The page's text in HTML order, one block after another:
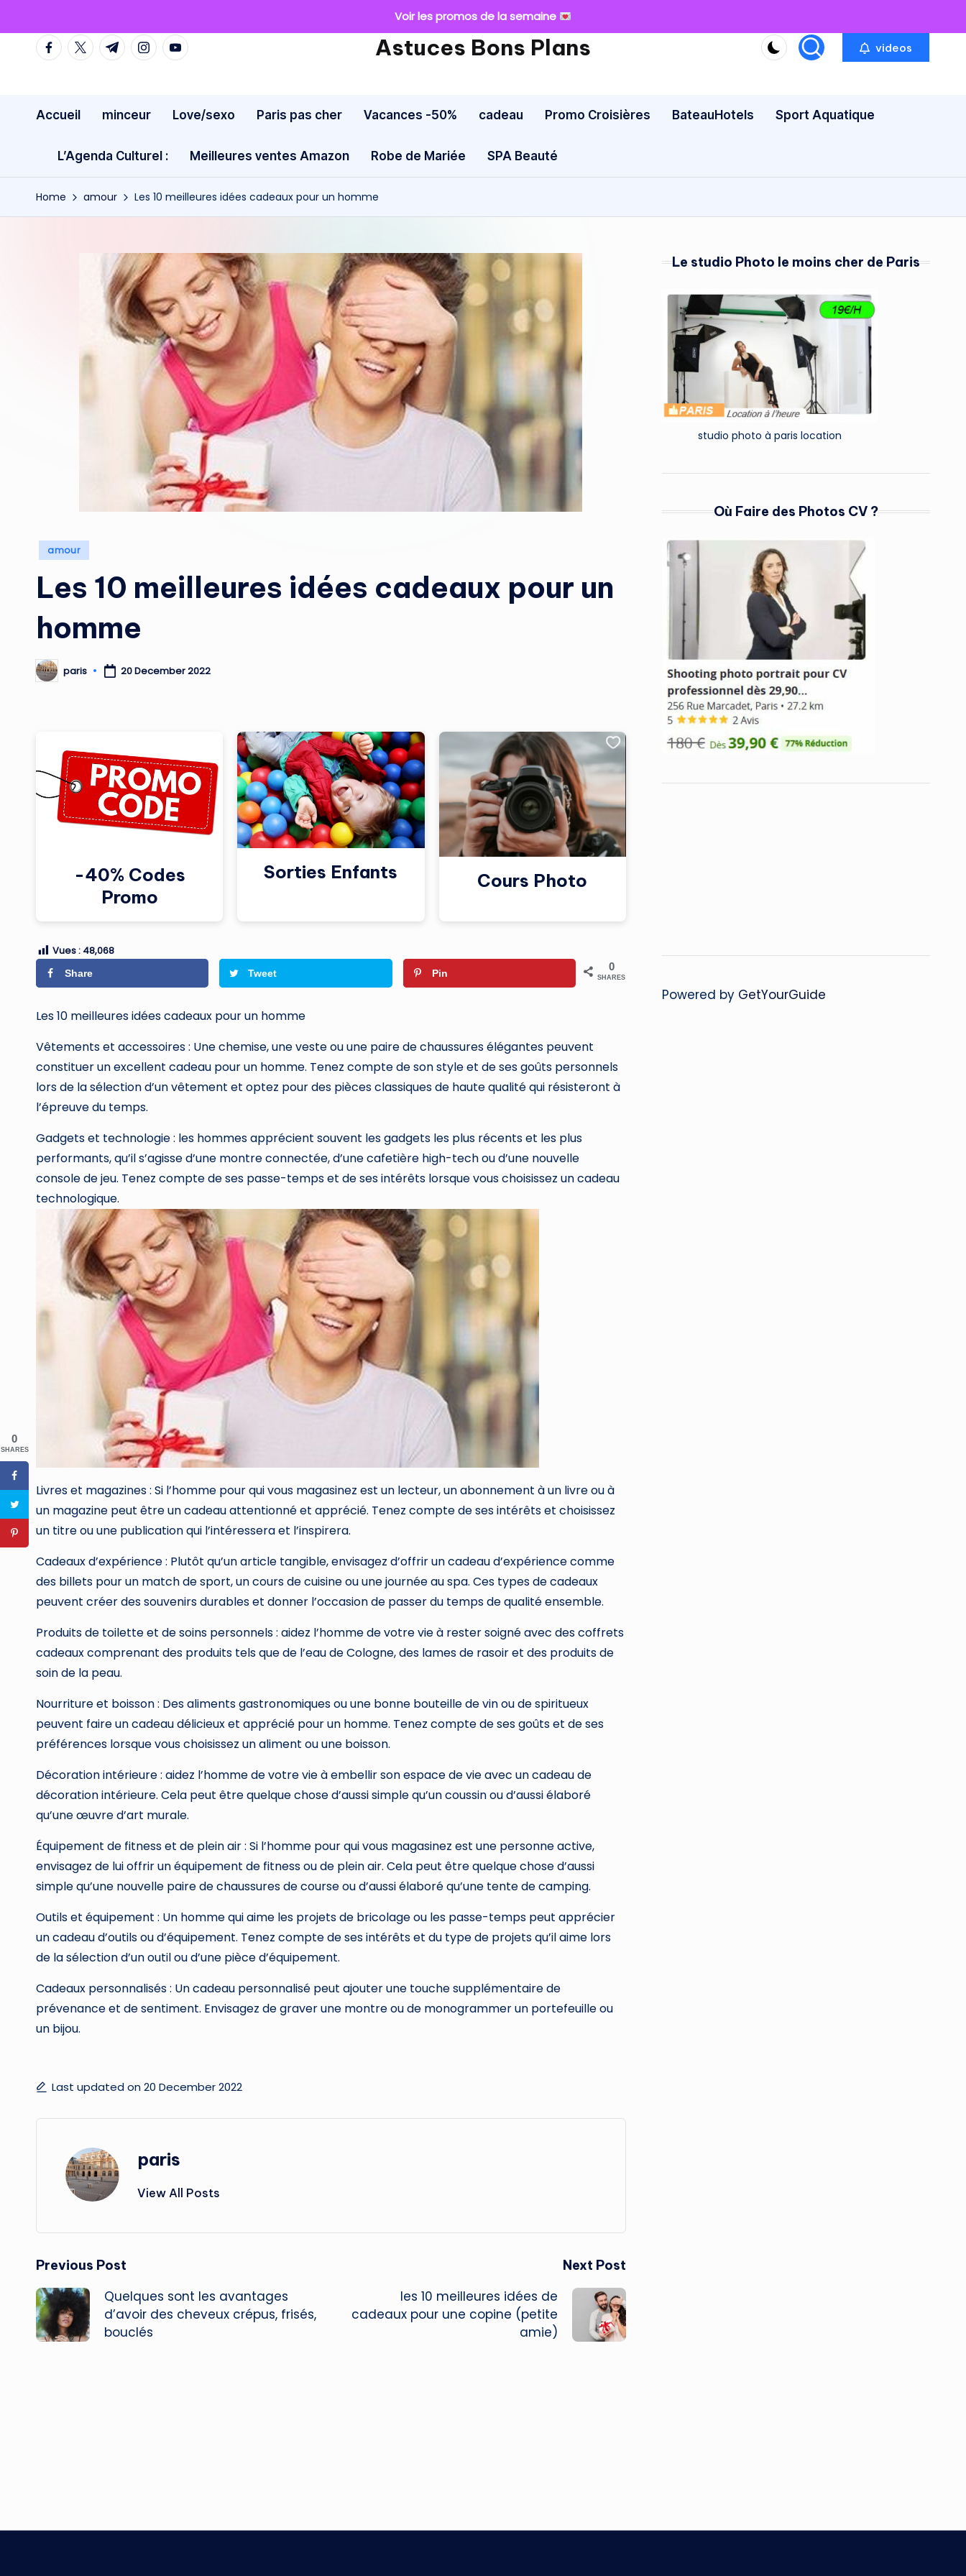
Skip
facebook.com
twitter.com
t.me instagram.com
youtube.com Astuces Bons Plans videos
Accueil minceur Love/sexo Paris pas cher Vacances -50% cadeau Promo Croisières BateauHotels Sport Aquatique
L’Agenda Culturel : Meilleures ventes Amazon Robe de Mariée SPA Beauté
Home amour Les 10 meilleures idées cadeaux pour un homme
Posted
amour
Les 10 meilleures idées cadeaux pour un
homme
Posted
by
paris 20 December 2022
-40% Codes
Promo
Sorties Enfants Cours Photo
Vues : 48,068
Share Tweet Pin
0
SHARES
Les 10 meilleures idées cadeaux pour un homme
Vêtements et accessoires : Une chemise, une veste ou une paire de chaussures élégantes peuvent
constituer un excellent cadeau pour un homme. Tenez compte de son style et de ses goûts personnels
lors de la sélection d’un vêtement et optez pour des pièces classiques de haute qualité qui résisteront à
l’épreuve du temps.
Gadgets et technologie : les hommes apprécient souvent les gadgets les plus récents et les plus
performants, qu’il s’agisse d’une montre connectée, d’une cafetière high-tech ou d’une nouvelle
console de jeu. Tenez compte de ses passe-temps et de ses intérêts lorsque vous choisissez un cadeau
technologique.
Livres et magazines : Si l’homme pour qui vous magasinez est un lecteur, un abonnement à un livre ou à
un magazine peut être un cadeau attentionné et apprécié. Tenez compte de ses intérêts et choisissez
un titre ou une publication qui l’intéressera et l’inspirera.
Cadeaux d’expérience : Plutôt qu’un article tangible, envisagez d’offrir un cadeau d’expérience comme
des billets pour un match de sport, un cours de cuisine ou une journée au spa. Ces types de cadeaux
peuvent créer des souvenirs durables et donner l’occasion de passer du temps de qualité ensemble.
Produits de toilette et de soins personnels : aidez l’homme de votre vie à rester soigné avec des coffrets
cadeaux comprenant des produits tels que de l’eau de Cologne, des lames de rasoir et des produits de
soin de la peau.
Nourriture et boisson : Des aliments gastronomiques ou une bonne bouteille de vin ou de spiritueux
peuvent faire un cadeau délicieux et apprécié pour un homme. Tenez compte de ses goûts et de ses
préférences lorsque vous choisissez un aliment ou une boisson.
Décoration intérieure : aidez l’homme de votre vie à embellir son espace de vie avec un cadeau de
décoration intérieure. Cela peut être quelque chose d’aussi simple qu’un coussin ou d’aussi élaboré
qu’une œuvre d’art murale.
Équipement de fitness et de plein air : Si l’homme pour qui vous magasinez est une personne active,
envisagez de lui offrir un équipement de fitness ou de plein air. Cela peut être quelque chose d’aussi
simple qu’une nouvelle paire de chaussures de course ou d’aussi élaboré qu’une tente de camping.
Outils et équipement : Un homme qui aime les projets de bricolage ou les passe-temps peut apprécier
un cadeau d’outils ou d’équipement. Tenez compte de ses intérêts et du type de projets qu’il aime lors
de la sélection d’un outil ou d’une pièce d’équipement.
Cadeaux personnalisés : Un cadeau personnalisé peut ajouter une touche supplémentaire de
prévenance et de sentiment. Envisagez de graver une montre ou de monogrammer un portefeuille ou
un bijou.
Last updated on 20 December 2022
paris
View All Posts
Post
navigation
Previous Post
Quelques sont les avantages
d’avoir des cheveux crépus, frisés,
bouclés
Next Post
les 10 meilleures idées de
cadeaux pour une copine (petite
amie)
Le studio Photo le moins cher de Paris
studio photo à paris location
Où Faire des Photos CV ?
Powered by GetYourGuide
0
SHARES
Voir les promos de la semaine